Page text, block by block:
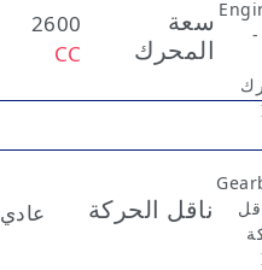
سعة
المحرك
2600
CC
ناقل الحركة عادي